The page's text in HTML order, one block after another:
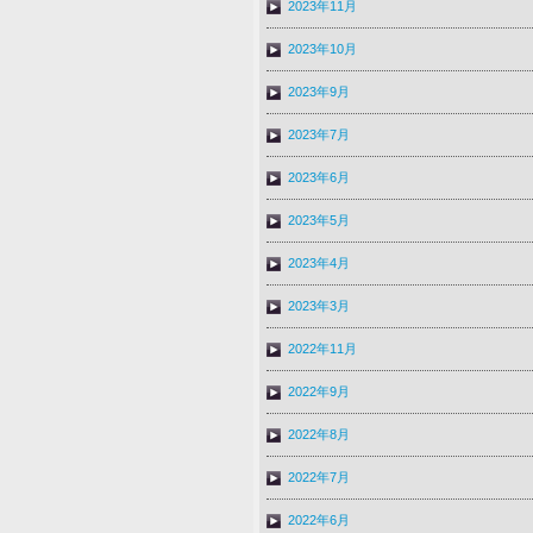
2023年11月
2023年10月
2023年9月
2023年7月
2023年6月
2023年5月
2023年4月
2023年3月
2022年11月
2022年9月
2022年8月
2022年7月
2022年6月